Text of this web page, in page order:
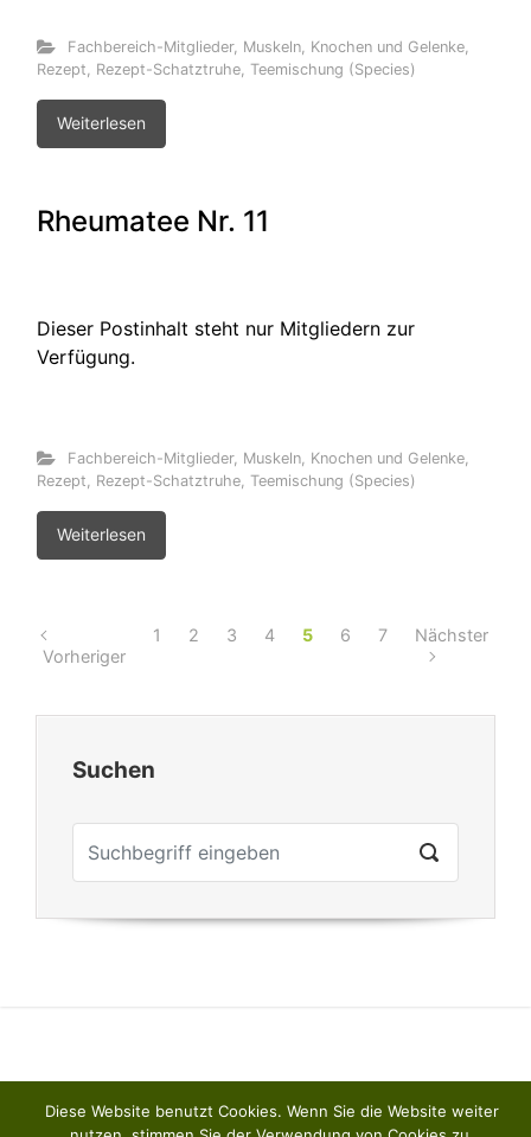
Fachbereich-Mitglieder, Muskeln, Knochen und Gelenke,
Rezept
Rezept-Schatztruhe Teemischung (Species)
Weiterlesen
Rheumatee Nr. 11
Dieser Postinhalt steht nur Mitgliedern zur
Verfügung.
Fachbereich-Mitglieder, Muskeln, Knochen und Gelenke,
Rezept
Rezept-Schatztruhe Teemischung (Species)
Weiterlesen
Vorheriger
1 2 3 4 5 6 7 Nächster
Suchen
Diese Website benutzt Cookies. Wenn Sie die Website weiter